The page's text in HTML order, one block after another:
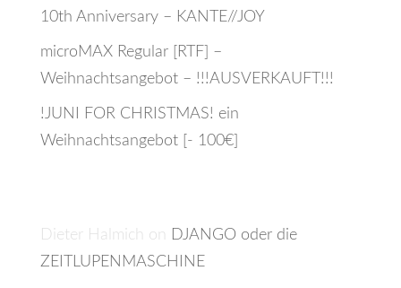
10th Anniversary – KANTE//JOY
microMAX Regular [RTF] –
Weihnachtsangebot – !!!AUSVERKAUFT!!!
!JUNI FOR CHRISTMAS! ein
Weihnachtsangebot [- 100€]
Dieter Halmich on DJANGO oder die
ZEITLUPENMASCHINE